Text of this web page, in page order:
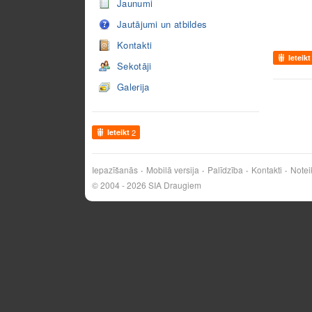
Jaunumi
Jautājumi un atbildes
Kontakti
Sekotāji
Galerija
Ieteikt 2
Ieteikt
Iepazīšanās Mobilā versija Palīdzība Kontakti
© 2004 - 2026 SIA Draugiem